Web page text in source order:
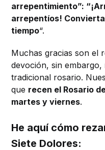
arrepentimiento”:
arrepentíos!
tiempo“.
Muchas gracias son el
devoción, sin embargo,
tradicional rosario.
que recen el Rosario
martes y viernes.
He aquí cómo
Siete Dolores: